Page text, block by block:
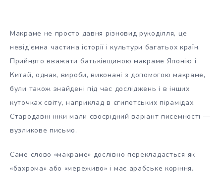
Макраме не просто давня різновид рукоділля, це
невід’ємна частина історії ікультури багатьох країн.
Прийнято вважати батьківщиною макраме Японію і
Китай, однак, вироби, виконані з допомогою макраме,
були також знайдені під час досліджень і в інших
куточках світу, наприклад в єгипетських пірамідах.
Стародавні інки мали своєрідний варіант писемності —
вузликове письмо.
Саме слово «макраме» дослівно перекладається як
«бахрома» або «мереживо» і має арабське коріння.